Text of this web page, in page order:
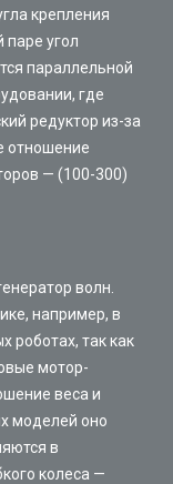
крепления
паре угол
параллельной
где
редуктор из-за
отношение
— (100-300)
волн.
например, в
роботах, так как
мотор-
веса и
моделей оно
в
колеса —